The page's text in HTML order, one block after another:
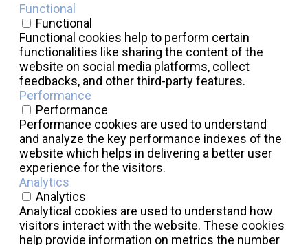
Functional
Functional
Functional cookies help to perform certain
functionalities like sharing the content of the
website on social media platforms, collect
feedbacks, and other third-party features.
Performance
Performance
Performance cookies are used to understand
and analyze the key performance indexes of the
website which helps in delivering a better user
experience for the visitors.
Analytics
Analytics
Analytical cookies are used to understand how
visitors interact with the website. These cookies
help provide information on metrics the number